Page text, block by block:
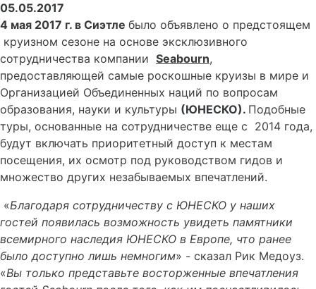
05.05.2017
4 мая 2017 г. в Сиэтле было объявлено о предстоящем
круизном сезоне на основе эксклюзивного
сотрудничества компании Seabourn,
предоставляющей самые роскошные круизы в мире и
Организацией Объединенных наций по вопросам
образования, науки и культуры (ЮНЕСКО). Подобные
туры, основанные на сотрудничестве еще с 2014 года,
будут включать приоритетный доступ к местам
посещения, их осмотр под руководством гидов и
множество других незабываемых впечатлений.
«Благодаря сотрудничеству с ЮНЕСКО у наших
гостей появилась возможность увидеть памятники
всемирного наследия ЮНЕСКО в Европе, что ранее
было доступно лишь немногим» - сказал Рик Медоуз.
«Вы только представьте восторженные впечатления